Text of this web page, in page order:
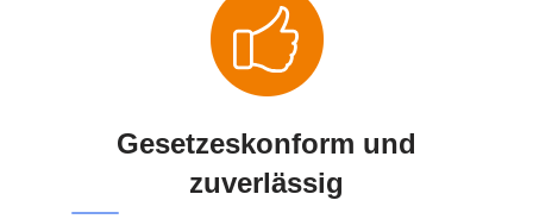
Gesetzeskonform und
zuverlässig